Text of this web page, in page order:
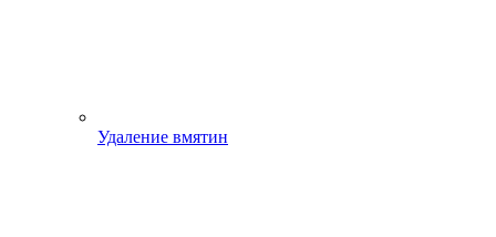
Удаление вмятин